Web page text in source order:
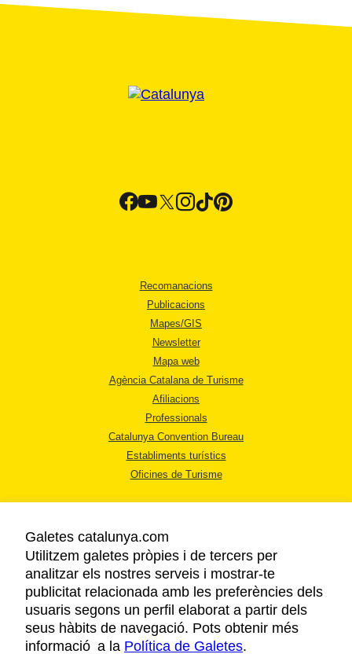
Recomanacions
Publicacions
Mapes/GIS
Newsletter
Mapa web
Agència Catalana de Turisme
Afiliacions
Professionals
Catalunya Convention Bureau
Establiments turístics
Oficines de Turisme
AVÍS LEGAL
POLÍTICA DE PRIVACITAT
COOKIES
ACCESSIBILITAT
Galetes catalunya.com
Utilitzem galetes pròpies i de tercers per
analitzar els nostres serveis i mostrar-te
publicitat relacionada amb les preferències dels
usuaris segons un perfil elaborat a partir dels
seus hàbits de navegació. Pots obtenir més
informació a la Política de Galetes.